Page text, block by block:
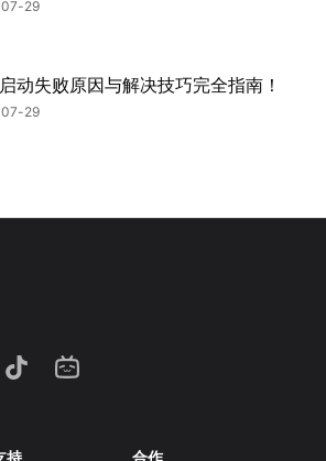
29
动失败原因与解决技巧完全指南！
29
持 合作